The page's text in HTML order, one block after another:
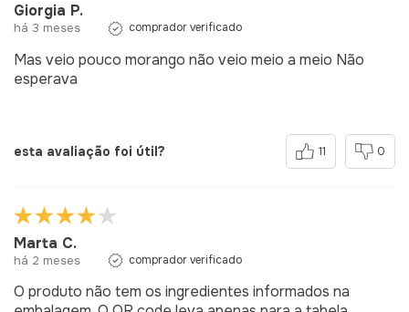
Giorgia P.
há 3 meses comprador verificado
Mas veio pouco morango não veio meio a meio Não
esperava
esta avaliação foi útil? 11 0
Marta C.
há 2 meses comprador verificado
O produto não tem os ingredientes informados na